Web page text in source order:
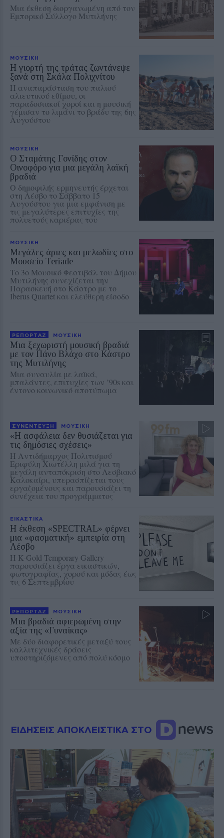
Μια έκθεση διοργανωμένη από τον
Εμπορικό Σύλλογο Μυτιλήνης
ΜΟΥΣΙΚΗ
Η γιορτή της τράτας ζωντάνεψε
ξανά στη Σκάλα Πολιχνίτου
Η αναπαράσταση του παλιού
αλιευτικού εθίμου, οι
παραδοσιακοί χοροί και η μουσική
γέμισαν το λιμάνι το βράδυ της 6ης
Αυγούστου
ΜΟΥΣΙΚΗ
Ο Σταμάτης Γονίδης στον
Οινοφόρο για μια μεγάλη λαϊκή
βραδιά
Ο δημοφιλής ερμηνευτής έρχεται
στη Λέσβο το Σάββατο 15
Αυγούστου για μια εμφάνιση με
τις μεγαλύτερες επιτυχίες της
πολυετούς καριέρας του
ΜΟΥΣΙΚΗ
Μεγάλες άριες και μελωδίες στο
Μουσείο Teriade
Το 3ο Μουσικό Φεστιβάλ του Δήμου
Μυτιλήνης συνεχίζεται την
Παρασκευή στο Κάστρο με το
Iberus Quartet και ελεύθερη είσοδο
ΡΕΠΟΡΤΑΖ ΜΟΥΣΙΚΗ
Μια ξεχωριστή μουσική βραδιά
με τον Πάνο Βλάχο στο Κάστρο
της Μυτιλήνης
Μια συναυλία με λαϊκά,
μπαλάντες, επιτυχίες των ’90s και
έντονο κοινωνικό αποτύπωμα
ΣΥΝΕΝΤΕΥΞΗ ΜΟΥΣΙΚΗ
«Η ασφάλεια δεν θυσιάζεται για
τις δημόσιες σχέσεις»
Η Αντιδήμαρχος Πολιτισμού
Εριφύλη Χιωτέλλη μιλά για τη
μεγάλη ανταπόκριση στο Λεσβιακό
Καλοκαίρι, υπερασπίζεται τους
εργαζομένους και παρουσιάζει τη
συνέχεια του προγράμματος
ΕΙΚΑΣΤΙΚΑ
Η έκθεση «SPECTRAL» φέρνει
μια «φασματική» εμπειρία στη
Λέσβο
Η K-Gold Temporary Gallery
παρουσιάζει έργα εικαστικών,
φωτογραφίας, χορού και μόδας έως
τις 6 Σεπτεμβρίου
ΡΕΠΟΡΤΑΖ ΜΟΥΣΙΚΗ
Μια βραδιά αφιερωμένη στην
αξία της «Γυναίκας»
Με δύο διαφορετικές μεταξύ τους
καλλιτεχνικές δράσεις
υποστηριζόμενες από πολύ κόσμο
ΕΙΔΗΣΕΙΣ ΑΠΟΚΛΕΙΣΤΙΚΑ ΣΤΟ